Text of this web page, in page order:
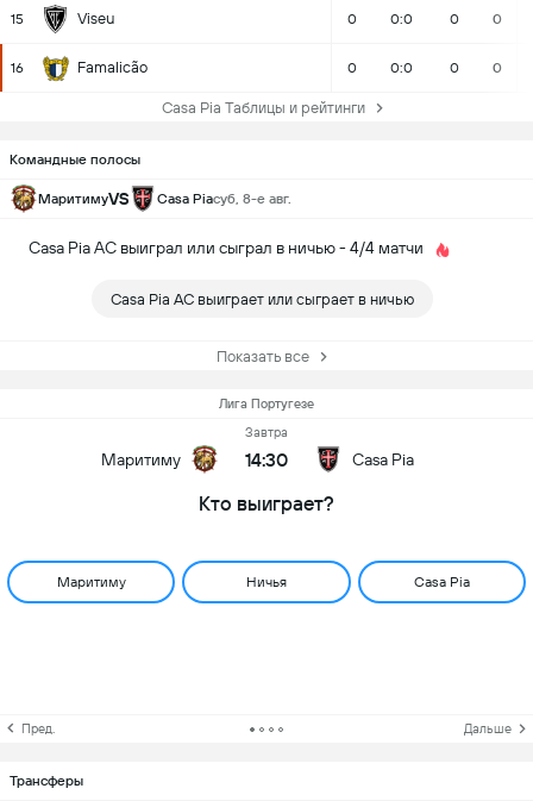
15 Viseu 0 0:0 0 0
16 Famalicão 0 0:0 0 0
Casa Pia Таблицы и рейтинги
Командные полосы
МаритимуVS Casa Piaсуб, 8-е авг.
Casa Pia AC выиграл или сыграл в ничью - 4/4 матчи
Casa Pia AC выиграет или сыграет в ничью
Показать все
Лига Португезе
Маритиму
Завтра
14:30 Casa Pia
Кто выиграет?
Маритиму Ничья Casa Pia
Пред. Дальше
Трансферы